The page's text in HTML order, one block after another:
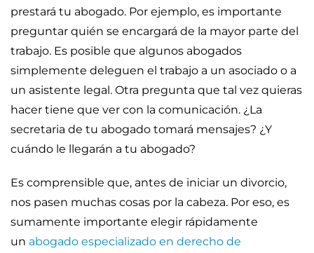
prestará tu abogado. Por ejemplo, es importante
preguntar quién se encargará de la mayor parte del
trabajo. Es posible que algunos abogados
simplemente deleguen el trabajo a un asociado o a
un asistente legal. Otra pregunta que tal vez quieras
hacer tiene que ver con la comunicación. ¿La
secretaria de tu abogado tomará mensajes? ¿Y
cuándo le llegarán a tu abogado?
Es comprensible que, antes de iniciar un divorcio,
nos pasen muchas cosas por la cabeza. Por eso, es
sumamente importante elegir rápidamente
un abogado especializado en derecho de